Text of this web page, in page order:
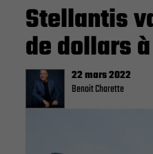
Stellantis
de dollars
22 mars 2022
Benoit Charette